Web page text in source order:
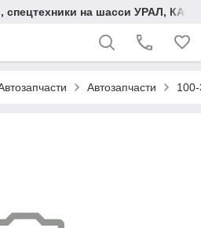
спецтехники на шасси УРАЛ,
Автозапчасти